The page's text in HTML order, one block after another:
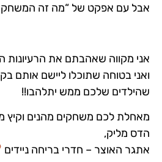
אבל עם אפקט של “מה זה המשחק
אני מקווה שאהבתם את הרעיונות
ואני בטוחה שתוכלו ליישם אותם
שהילדים שלכם ממש יתלהבו!!
מאחלת לכם משחקים מהנים וקיץ
הדס מליק,
אתגר האוצר – חדרי בריחה ניידים